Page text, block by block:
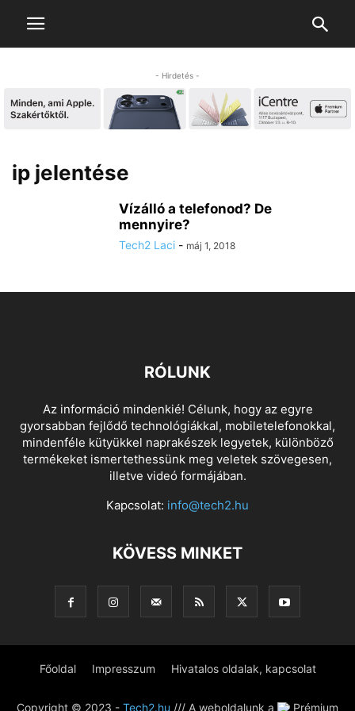
- Hirdetés -
ip jelentése
Vízálló a telefonod? De
mennyire?
Tech2 Laci - máj 1, 2018
RÓLUNK
Az információ mindenkié! Célunk, hogy az egyre
gyorsabban fejlődő technológiákkal, mobiletelefonokkal,
mindenféle kütyükkel naprakészek legyetek, különböző
termékeket ismertethessünk meg veletek szövegesen,
illetve videó formájában.
Kapcsolat: info@tech2.hu
KÖVESS MINKET
Főoldal Impresszum Hivatalos oldalak, kapcsolat
Copyright © 2023 - Tech2.hu /// A weboldalunk a Prémium